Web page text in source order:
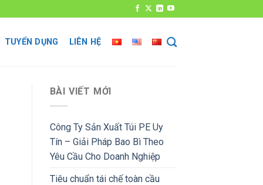
TUYỂN DỤNG LIÊN HỆ
BÀI VIẾT MỚI
Công Ty Sản Xuất Túi PE Uy
Tín – Giải Pháp Bao Bì Theo
Yêu Cầu Cho Doanh Nghiệp
Tiêu chuẩn tái chế toàn cầu